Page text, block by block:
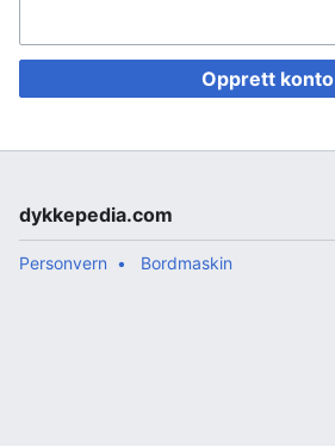
Opprett konto
dykkepedia.com
Personvern Bordmaskin